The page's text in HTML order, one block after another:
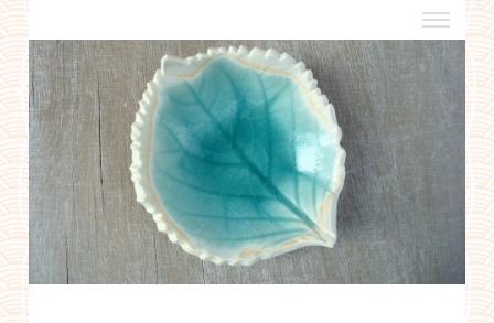
a propos
boutiques de créateurs
contact
politique de confidentialité